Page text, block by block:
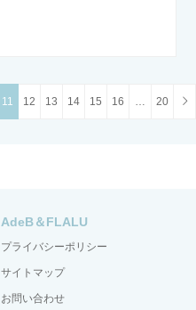
11 12 13 14 15 16 20
AdeB＆FLALU
プライバシーポリシー
サイトマップ
お問い合わせ